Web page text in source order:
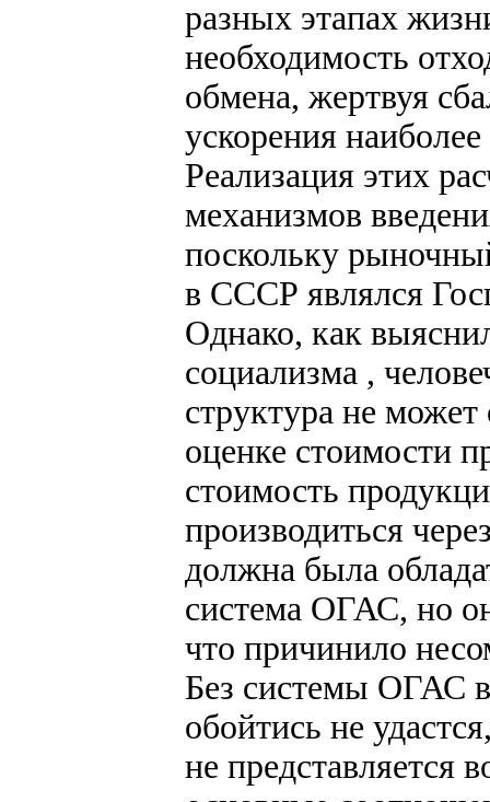
разных этапах
необходимость
обмена, жертвуя
ускорения
Реализация этих
механизмов
поскольку
в СССР являлся
Однако, как
социализма ,
структура не
оценке стоимости
стоимость
производиться
должна была
система ОГАС, но
что причинило
Без системы ОГАС
обойтись не
не представляется